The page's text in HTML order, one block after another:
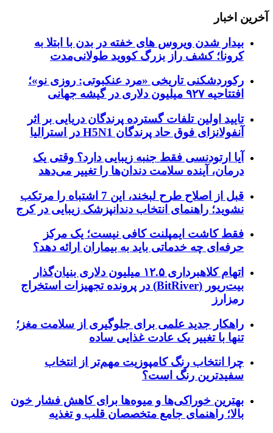
آخرین اخبار
بیدار شدن ویروس‌ های خفته در بدن با ابتلا به
کرونا؛ کشف راز بزرگ کووید طولانی‌مدت
رکوردشکنی تاریخی «مرد عنکبوتی: روزی نو»؛
افتتاحیه ۹۲۷ میلیون دلاری در گیشه جهانی
تایید اولین تلفات گسترده پرندگان دریایی بر اثر
آنفولانزای فوق حاد پرندگان H5N1 در استرالیا
آیا ارتودنسی فقط جنبه زیبایی دارد؟ وقتی یک
درمان، آینده سلامت دندان‌ها را تغییر می‌دهد
قبل از اصلاح طرح لبخند، این 7 اشتباه را مرتکب
نشوید؛ راهنمای انتخاب دندانپزشک زیبایی در کرج
فقط کاشت ایمپلنت کافی نیست؛ یک مرکز
حرفه‌ای چه خدماتی باید به بیماران ارائه دهد؟
اتهام کلاهبرداری ۱۲.۵ میلیون دلاری بنیان‌گذار
بیت‌ریور (BitRiver) در پرونده تجهیزات استخراج
رمزارز
راهکار جدید علمی برای جلوگیری از سلامت مغز؛
تنها با تغییر یک عادت غذایی ساده
چرا انتخاب رنگ کامپوزیت مهم‌تر از انتخاب
سفیدترین رنگ است؟
بهترین خوراکی‌ها و میوه‌ها برای کاهش فشار خون
بالا؛ راهنمای جامع متخصصان قلب و تغذیه